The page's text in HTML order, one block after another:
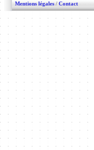
Mentions légales / Contact